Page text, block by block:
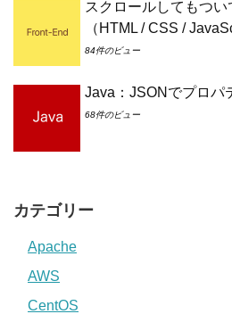
スクロールしてもつ
（HTML / CSS /
84件のビュー
Java：JSONでプロパ
68件のビュー
カテゴリー
Apache
AWS
CentOS